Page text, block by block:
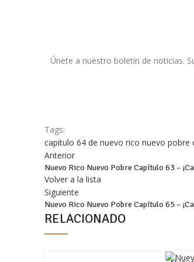
Únete a nuestro boletín de noticias.
Tags:
capitulo 64 de nuevo rico nuevo pobre
Anterior
Nuevo Rico Nuevo Pobre Capítulo 63 –
Volver a la lista
Siguiente
Nuevo Rico Nuevo Pobre Capítulo 65 –
RELACIONADO